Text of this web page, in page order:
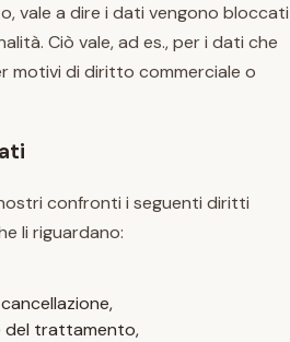
vale a dire i dati vengono bloccati
Ciò vale, ad es., per i dati che
motivi di diritto commerciale o
confronti i seguenti diritti
li riguardano:
del trattamento,